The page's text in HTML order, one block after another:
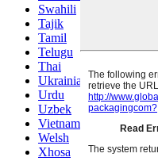
Swahili
Tajik
Tamil
Telugu
Thai
Ukrainian
Urdu
Uzbek
Vietnamese
Welsh
Xhosa